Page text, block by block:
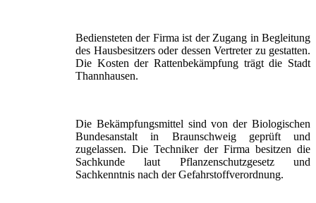
Bediensteten der Firma ist der Zugang in Begleitung
des Hausbesitzers oder dessen Vertreter zu gestatten.
Die Kosten der Rattenbekämpfung trägt die Stadt
Thannhausen.
Die Bekämpfungsmittel sind von der Biologischen
Bundesanstalt in Braunschweig geprüft und
zugelassen. Die Techniker der Firma besitzen die
Sachkunde laut Pflanzenschutzgesetz und
Sachkenntnis nach der Gefahrstoffverordnung.